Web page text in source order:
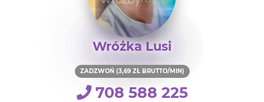
Wróżka Lusi
ZADZWOŃ (3,69 ZŁ BRUTTO/MIN)
708 588 225